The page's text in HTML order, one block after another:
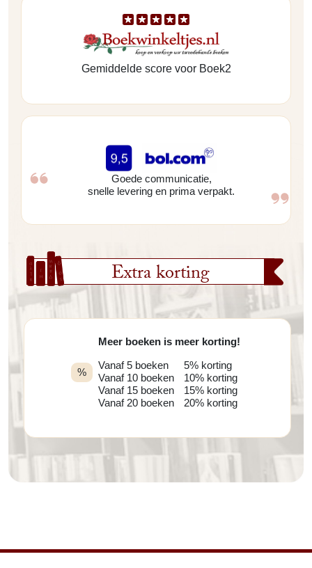
Gemiddelde score voor Boek2
Goede communicatie,
snelle levering en prima verpakt.
Extra korting
%
Meer boeken is meer korting!
Vanaf 5 boeken
Vanaf 10 boeken
Vanaf 15 boeken
Vanaf 20 boeken
5% korting
10% korting
15% korting
20% korting